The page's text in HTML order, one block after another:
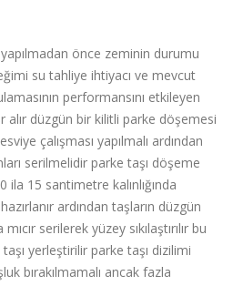
önce zeminin durumu
su tahliye ihtiyacı ve mevcut
performansını etkileyen
alır düzgün bir kilitli parke döşemesi
çalışması yapılmalı ardından
serilmelidir parke taşı döşeme
15 santimetre kalınlığında
ardından taşların düzgün
serilerek yüzey sıkılaştırılır bu
yerleştirilir parke taşı dizilimi
bırakılmamalı ancak fazla